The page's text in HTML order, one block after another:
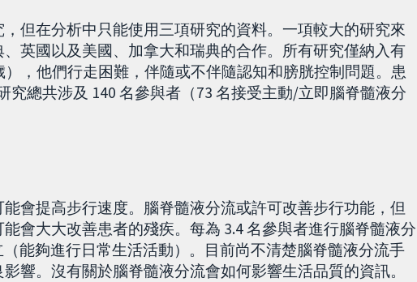
但在分析中只能使用三項研究的資料。一項較大的研究來
英國以及美國、加拿大和瑞典的合作。所有研究僅納入有
），他們行走困難，伴隨或不伴隨認知和膀胱控制問題。患
究總共涉及 140 名參與者（73 名接受主動/立即腦脊髓液分
會提高步行速度。腦脊髓液分流或許可改善步行功能，但
會大大改善患者的殘疾。每為 3.4 名參與者進行腦脊髓液分
能夠進行日常生活活動）。目前尚不清楚腦脊髓液分流手
響。沒有關於腦脊髓液分流會如何影響生活品質的資訊。